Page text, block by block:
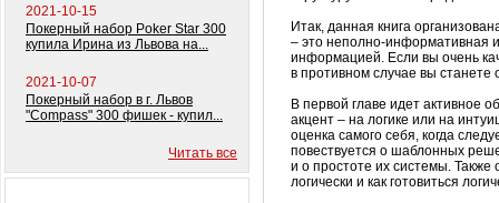
2021-10-15
Покерный набор Poker Star 300
купила Ирина из Львова на...
2021-10-07
Покерный набор в г. Львов
"Compass" 300 фишек - купил...
Читать все
Итак, данная книга
– это неполно-информативная
информацией. Если вы очень
в противном случае вы
В первой главе идет активное
акцент – на логике или на
оценка самого себя, когда
повествуется о шаблонных
и о простоте их системы. Также
логически и как готовиться